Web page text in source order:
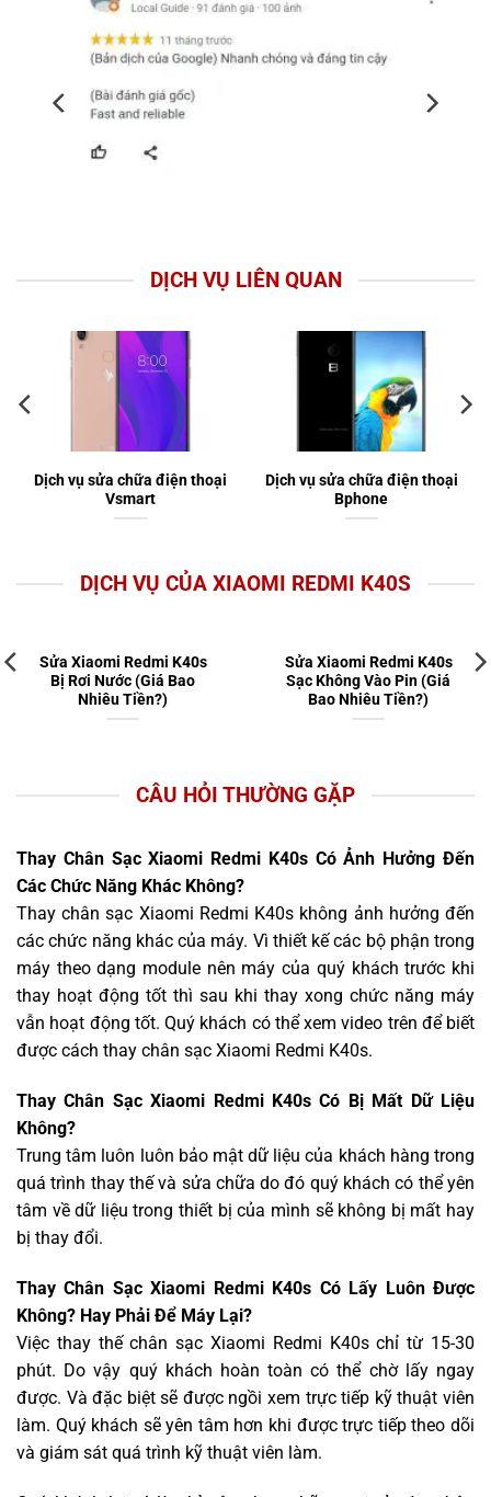
DỊCH VỤ LIÊN QUAN
Dịch vụ sửa chữa điện thoại
Vsmart
Dịch vụ sửa chữa điện thoại
Bphone
DỊCH VỤ CỦA XIAOMI REDMI K40S
Sửa Xiaomi Redmi K40s
Bị Rơi Nước (Giá Bao
Nhiêu Tiền?)
Sửa Xiaomi Redmi K40s
Sạc Không Vào Pin (Giá
Bao Nhiêu Tiền?)
CÂU HỎI THƯỜNG GẶP
Thay Chân Sạc Xiaomi Redmi K40s Có Ảnh Hưởng Đến
Các Chức Năng Khác Không?
Thay chân sạc Xiaomi Redmi K40s không ảnh hưởng đến
các chức năng khác của máy. Vì thiết kế các bộ phận trong
máy theo dạng module nên máy của quý khách trước khi
thay hoạt động tốt thì sau khi thay xong chức năng máy
vẫn hoạt động tốt. Quý khách có thể xem video trên để biết
được cách thay chân sạc Xiaomi Redmi K40s.
Thay Chân Sạc Xiaomi Redmi K40s Có Bị Mất Dữ Liệu
Không?
Trung tâm luôn luôn bảo mật dữ liệu của khách hàng trong
quá trình thay thế và sửa chữa do đó quý khách có thể yên
tâm về dữ liệu trong thiết bị của mình sẽ không bị mất hay
bị thay đổi.
Thay Chân Sạc Xiaomi Redmi K40s Có Lấy Luôn Được
Không? Hay Phải Để Máy Lại?
Việc thay thế chân sạc Xiaomi Redmi K40s chỉ từ 15-30
phút. Do vậy quý khách hoàn toàn có thể chờ lấy ngay
được. Và đặc biệt sẽ được ngồi xem trực tiếp kỹ thuật viên
làm. Quý khách sẽ yên tâm hơn khi được trực tiếp theo dõi
và giám sát quá trình kỹ thuật viên làm.